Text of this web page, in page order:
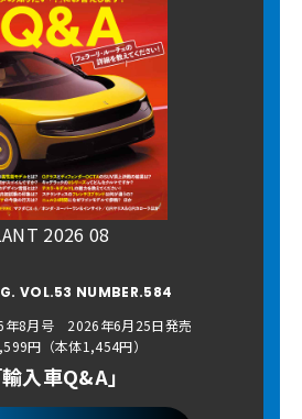
2026 08
VOL.53 NUMBER.584
年8月号 2026年6月25日発売
円（本体1,454円）
輸入車Q&A」